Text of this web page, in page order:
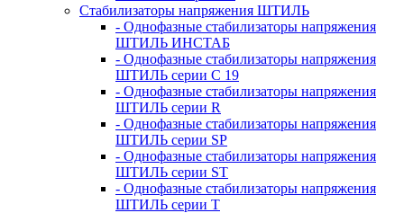
Стабилизаторы напряжения ШТИЛЬ
- Однофазные стабилизаторы напряжения
ШТИЛЬ ИНСТАБ
- Однофазные стабилизаторы напряжения
ШТИЛЬ серии C 19
- Однофазные стабилизаторы напряжения
ШТИЛЬ серии R
- Однофазные стабилизаторы напряжения
ШТИЛЬ серии SP
- Однофазные стабилизаторы напряжения
ШТИЛЬ серии ST
- Однофазные стабилизаторы напряжения
ШТИЛЬ серии T